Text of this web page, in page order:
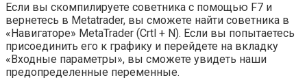
Если вы скомпилируете советника с помощью F7 и
вернетесь в Metatrader, вы сможете найти советника в
«Навигаторе» MetaTrader (Crtl + N). Если вы попытаетесь
присоединить его к графику и перейдете на вкладку
«Входные параметры», вы сможете увидеть наши
предопределенные переменные.